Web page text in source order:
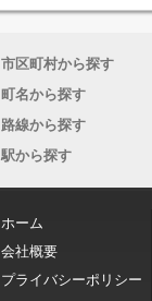
市区町村から探す
町名から探す
路線から探す
駅から探す
ホーム
会社概要
プライバシーポリシー